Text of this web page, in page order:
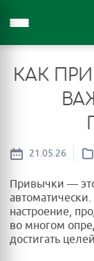
КАК
21.05.26
Привычки —
настроение,
во многом
достигать